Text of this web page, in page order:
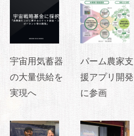
宇宙用気蓄器
の大量供給を
実現へ
パーム農家支
援アプリ開発
に参画